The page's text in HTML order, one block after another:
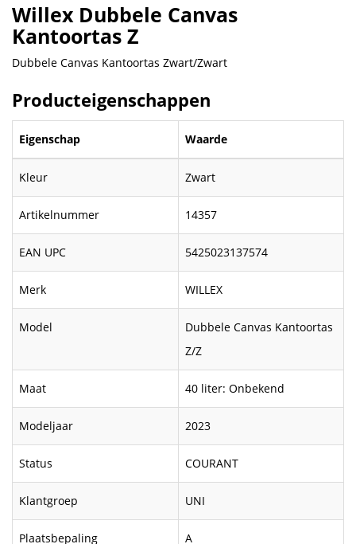
Willex Dubbele Canvas
Kantoortas Z
Dubbele Canvas Kantoortas Zwart/Zwart
Producteigenschappen
Eigenschap Waarde
Kleur Zwart
Artikelnummer 14357
EAN UPC 5425023137574
Merk WILLEX
Model
Dubbele Canvas Kantoortas
Z/Z
Maat 40 liter: Onbekend
Modeljaar 2023
Status COURANT
Klantgroep UNI
Plaatsbepaling A